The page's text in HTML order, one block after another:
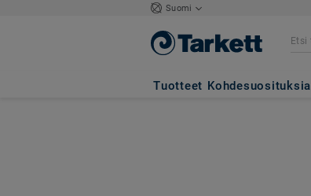
Suomi
Tuotteet Kohdesuosituksia